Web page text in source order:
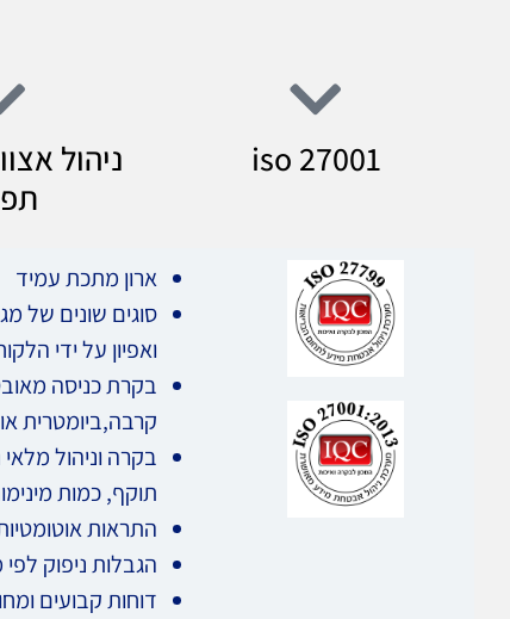
iso 27001
ניהול
ארון מתכת עמיד
סוגים שונים של
ואפיון על ידי
בקרת כניסה
קרבה,ביומטרית
בקרה וניהול
תוקף, כמות
התראות
הגבלות ניפוק
דוחות קבועים